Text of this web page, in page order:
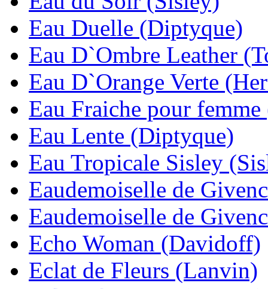
Eau Duelle (Diptyque)
Eau D`Ombre Leather
Eau D`Orange Verte
Eau Fraiche pour femme
Eau Lente (Diptyque)
Eau Tropicale Sisley
Eaudemoiselle de
Eaudemoiselle de
Echo Woman (Davidoff)
Eclat de Fleurs (Lanvin)